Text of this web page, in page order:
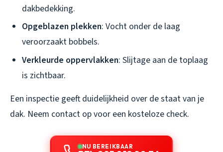
dakbedekking.
Opgeblazen plekken: Vocht onder de laag
veroorzaakt bobbels.
Verkleurde oppervlakken: Slijtage aan de toplaag
is zichtbaar.
Een inspectie geeft duidelijkheid over de staat van je
dak. Neem contact op voor een kosteloze check.
NU BEREIKBAAR